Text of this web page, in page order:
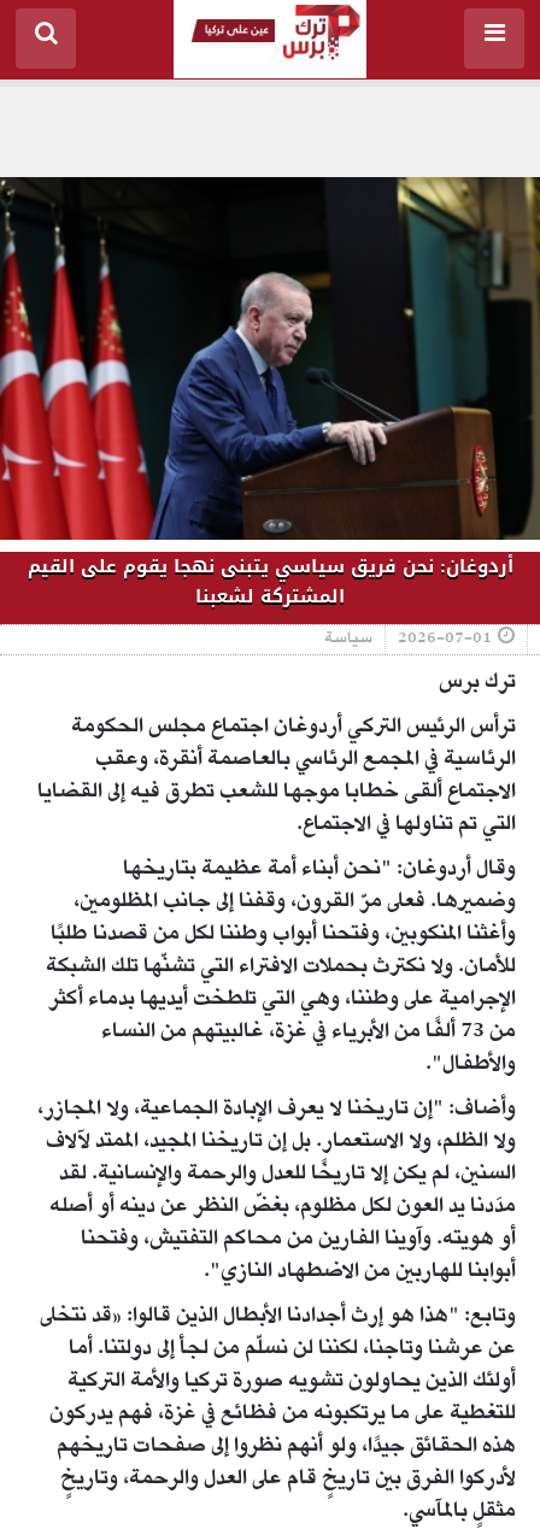
أردوغان: نحن فريق سياسي يتبنى نهجا يقوم على القيم
المشتركة لشعبنا
2026-07-01 سياسة
ترك برس
ترأس الرئيس التركي أردوغان اجتماع مجلس الحكومة
الرئاسية في المجمع الرئاسي بالعاصمة أنقرة، وعقب
الاجتماع ألقى خطابا موجها للشعب تطرق فيه إلى القضايا
التي تم تناولها في الاجتماع.
وقال أردوغان: "نحن أبناء أمة عظيمة بتاريخها
وضميرها. فعلى مرّ القرون، وقفنا إلى جانب المظلومين،
وأغثنا المنكوبين، وفتحنا أبواب وطننا لكل من قصدنا طلبًا
للأمان. ولا نكترث بحملات الافتراء التي تشنّها تلك الشبكة
الإجرامية على وطننا، وهي التي تلطخت أيديها بدماء أكثر
من 73 ألفًا من الأبرياء في غزة، غالبيتهم من النساء
والأطفال".
وأضاف: "إن تاريخنا لا يعرف الإبادة الجماعية، ولا المجازر،
ولا الظلم، ولا الاستعمار. بل إن تاريخنا المجيد، الممتد لآلاف
السنين، لم يكن إلا تاريخًا للعدل والرحمة والإنسانية. لقد
مدَدنا يد العون لكل مظلوم، بغضّ النظر عن دينه أو أصله
أو هويته. وآوينا الفارين من محاكم التفتيش، وفتحنا
أبوابنا للهاربين من الاضطهاد النازي".
وتابع: "هذا هو إرث أجدادنا الأبطال الذين قالوا: «قد نتخلى
عن عرشنا وتاجنا، لكننا لن نسلّم من لجأ إلى دولتنا. أما
أولئك الذين يحاولون تشويه صورة تركيا والأمة التركية
للتغطية على ما يرتكبونه من فظائع في غزة، فهم يدركون
هذه الحقائق جيدًا، ولو أنهم نظروا إلى صفحات تاريخهم
لأدركوا الفرق بين تاريخٍ قام على العدل والرحمة، وتاريخٍ
مثقلٍ بالمآسي.